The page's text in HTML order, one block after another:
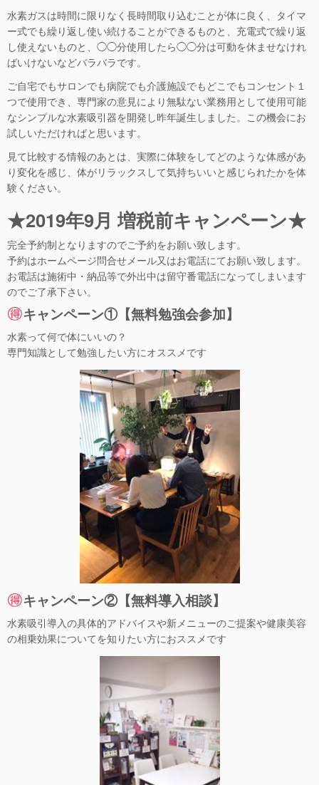
水素ガスは時間に限りなく長時間取り込むことが体に良く、タイマ
ー式でも繰り返し使い続けることができるものと、充電式で繰り返
し使えないものと、◯◯分使用したら◯◯分は可動を休ませなけれ
ばいけないなどバラバラです。
ご自宅でもサロンでも病院でも介護施設でもどこでもコンセント１
つで使用でき、専門家の意見により無駄ない業務用として使用可能
なシンプルな水素吸引器を開発し昨年誕生しました。この機会にお
試しいただければと思います。
見て比較する情報のあとは、実際に体験をしてどのような体感があ
り変化を感じ、体がリラックスして気持ちいいと感じられたかを体
験ください。
★2019年9月 増税前キャンペーン★
完全予約制となりますのでご予約をお願い致します。
予約はホームページ問合せメール又はお電話にてお願い致します。
お電話は施術中・納品等で外出中は留守番電話になってしまいます
のでご了承下さい。
キャンペーン①【無料勉強会参加】
水素って何で体にいいの？
専門知識として勉強したい方にオススメです
キャンペーン②【無料導入相談】
水素吸引導入の具体的アドバイスや新メニューのご提案や健康美容
の相乗効果についてを知りたい方におススメです